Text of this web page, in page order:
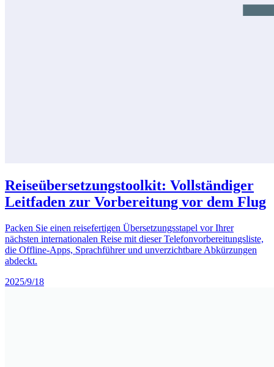
Reiseübersetzungstoolkit: Vollständiger
Leitfaden zur Vorbereitung vor dem Flug
Packen Sie einen reisefertigen Übersetzungsstapel vor Ihrer
nächsten internationalen Reise mit dieser Telefonvorbereitungsliste,
die Offline-Apps, Sprachführer und unverzichtbare Abkürzungen
abdeckt.
2025/9/18